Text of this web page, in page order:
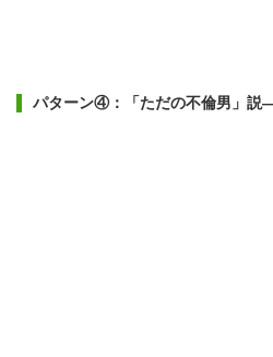
パターン④：「ただの不倫男」